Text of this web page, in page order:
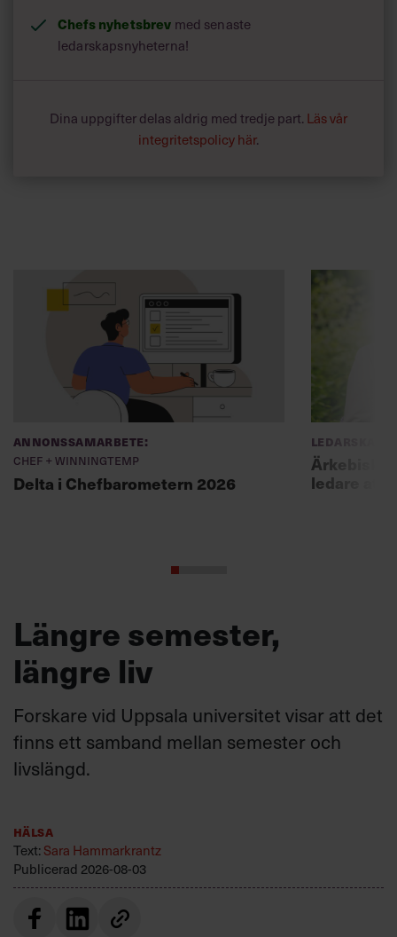
Chefs nyhetsbrev med senaste
ledarskapsnyheterna!
Dina uppgifter delas aldrig med tredje part. Läs vår
integritetspolicy här.
Annonssamarbete:
Chef + Winningtemp
Delta i Chefbarometern 2026
Ledarskap
ledare att
Längre semester,
längre liv
Forskare vid Uppsala universitet visar att det
finns ett samband mellan semester och
livslängd.
Hälsa
Text: Sara Hammarkrantz
Publicerad 2026-08-03